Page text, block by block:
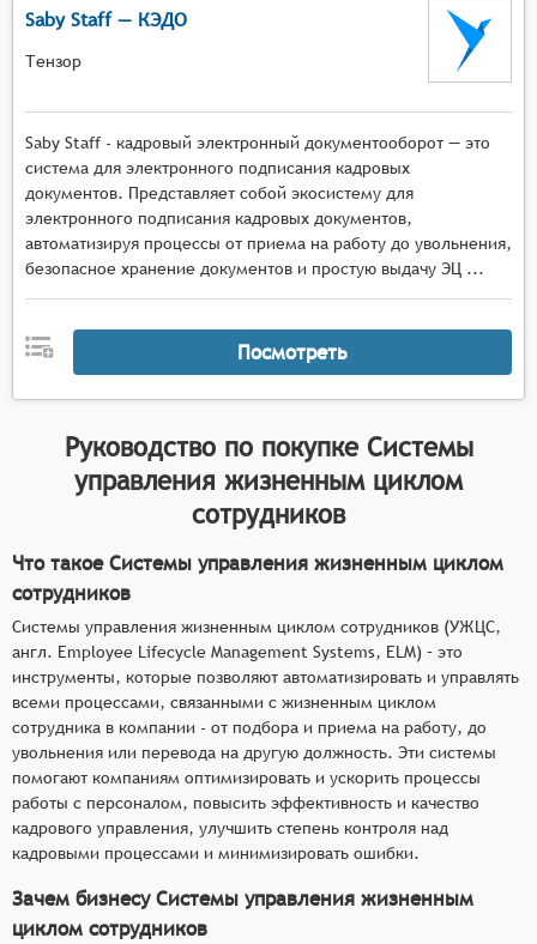
Saby Staff — КЭДО
Тензор
Saby Staff - кадровый электронный документооборот — это
система для электронного подписания кадровых
документов. Представляет собой экосистему для
электронного подписания кадровых документов,
автоматизируя процессы от приема на работу до увольнения,
безопасное хранение документов и простую выдачу ЭЦ ...
Посмотреть
Руководство по покупке Системы
управления жизненным циклом
сотрудников
Что такое Системы управления жизненным циклом
сотрудников
Системы управления жизненным циклом сотрудников (УЖЦС,
англ. Employee Lifecycle Management Systems, ELM) – это
инструменты, которые позволяют автоматизировать и управлять
всеми процессами, связанными с жизненным циклом
сотрудника в компании - от подбора и приема на работу, до
увольнения или перевода на другую должность. Эти системы
помогают компаниям оптимизировать и ускорить процессы
работы с персоналом, повысить эффективность и качество
кадрового управления, улучшить степень контроля над
кадровыми процессами и минимизировать ошибки.
Зачем бизнесу Системы управления жизненным
циклом сотрудников